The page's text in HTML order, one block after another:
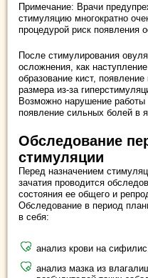
Примечание: Врачи
стимуляцию многократно
процедурой риск появления
После стимулирования
осложнения, как
образование кист,
размера из-за
Возможно нарушение работы
появление сильных болей в
Обследование
стимуляции
Перед назначением
зачатия проводится
состояния ее общего и
Обследование в период
в себя:
анализ крови на
анализ мазка из